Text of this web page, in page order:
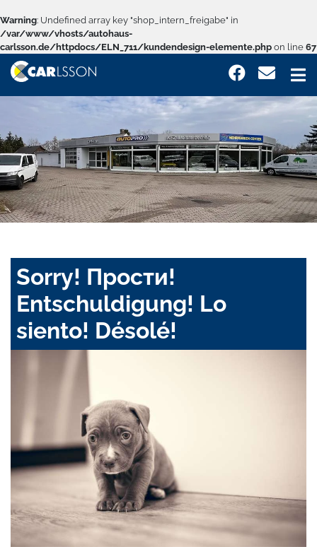
Warning: Undefined array key "shop_intern_freigabe" in
/var/www/vhosts/autohaus-
carlsson.de/httpdocs/ELN_711/kundendesign-elemente.php on line 67
Sorry! Прости!
Entschuldigung! Lo
siento! Désolé!